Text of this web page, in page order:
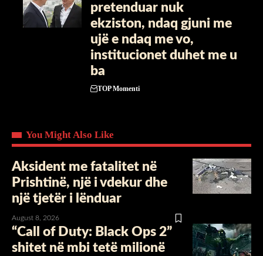
pretenduar nuk
ekziston, ndaq gjuni me
ujë e ndaq me vo,
institucionet duhet me u
ba
TOP Momenti
You Might Also Like
Aksident me fatalitet në
Prishtinë, një i vdekur dhe
një tjetër i lënduar
August 8, 2026
“Call of Duty: Black Ops 2”
shitet në mbi tetë milionë